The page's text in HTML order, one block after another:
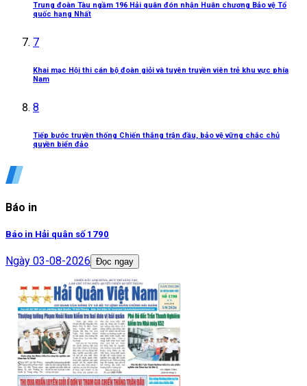
Trung đoàn Tàu ngầm 196 Hải quân đón nhận Huân chương Bảo vệ Tổ
quốc hạng Nhất
7
Khai mạc Hội thi cán bộ đoàn giỏi và tuyên truyền viên trẻ khu vực phía
Nam
8
Tiếp bước truyền thống Chiến thắng trận đầu, bảo vệ vững chắc chủ
quyền biển đảo
Báo in
Báo in Hải quân số 1790
Ngày 03-08-2026 Đọc ngay